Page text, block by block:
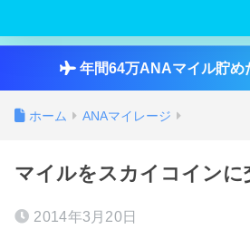
年間64万ANAマイル貯め
ホーム ANAマイレージ
マイルをスカイコインに
2014年3月20日